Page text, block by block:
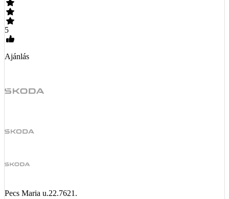
5
Ajánlás
Pecs Maria u.22.7621.